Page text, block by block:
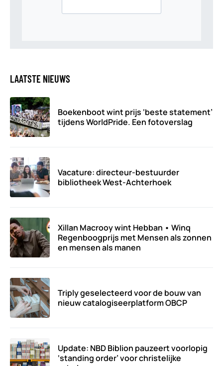
LAATSTE NIEUWS
Boekenboot wint prijs ‘beste statement’
tijdens WorldPride. Een fotoverslag
Vacature: directeur-bestuurder
bibliotheek West-Achterhoek
Xillan Macrooy wint Hebban • Winq
Regenboogprijs met Mensen als zonnen
en mensen als manen
Triply geselecteerd voor de bouw van
nieuw catalogiseerplatform OBCP
Update: NBD Biblion pauzeert voorlopig
‘standing order’ voor christelijke